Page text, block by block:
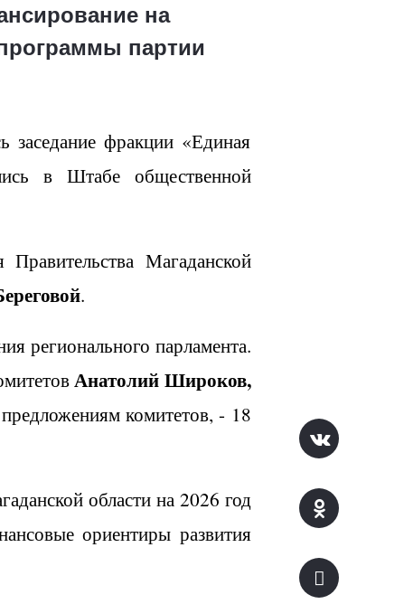
на
партии
заседание фракции «Единая
в Штабе общественной
Магаданской
.
регионального парламента.
Анатолий Широков,
комитетов, - 18
области на 2026 год
ориентиры развития